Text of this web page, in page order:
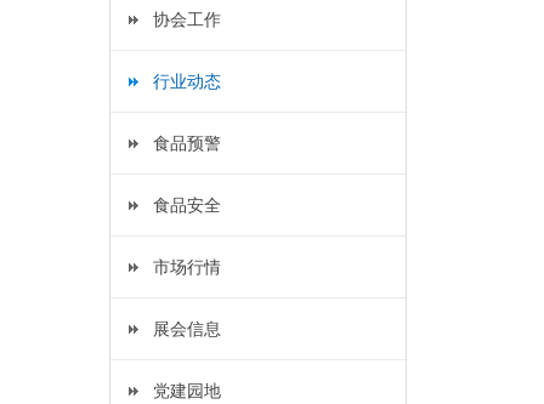
协会工作
行业动态
食品预警
食品安全
市场行情
展会信息
党建园地